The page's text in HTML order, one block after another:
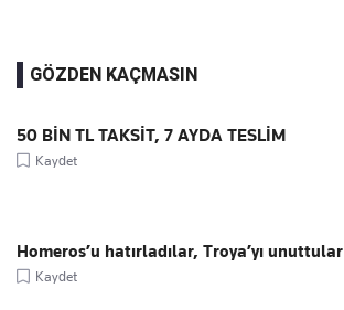
GÖZDEN KAÇMASIN
50 BİN TL TAKSİT, 7 AYDA TESLİM
Kaydet
Homeros’u hatırladılar, Troya’yı unuttular
Kaydet